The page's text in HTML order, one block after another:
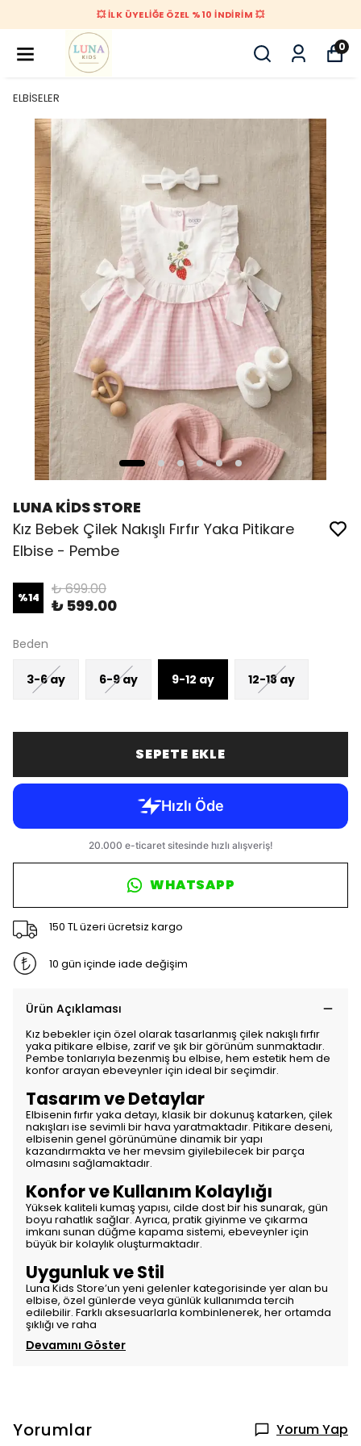
💥 İLK ÜYELİĞE ÖZEL %10 İNDİRİM 💥
0
ELBİSELER
LUNA KİDS STORE
Kız Bebek Çilek Nakışlı Fırfır Yaka Pitikare
Elbise - Pembe
%14 ₺ 699.00
₺ 599.00
Beden
3-6 ay 6-9 ay 9-12 ay 12-18 ay
SEPETE EKLE
WHATSAPP
150 TL üzeri ücretsiz kargo
10 gün içinde iade değişim
Ürün Açıklaması
Kız bebekler için özel olarak tasarlanmış çilek nakışlı fırfır
yaka pitikare elbise, zarif ve şık bir görünüm sunmaktadır.
Pembe tonlarıyla bezenmiş bu elbise, hem estetik hem de
konfor arayan ebeveynler için ideal bir seçimdir.
Tasarım ve Detaylar
Elbisenin fırfır yaka detayı, klasik bir dokunuş katarken, çilek
nakışları ise sevimli bir hava yaratmaktadır. Pitikare deseni,
elbisenin genel görünümüne dinamik bir yapı
kazandırmakta ve her mevsim giyilebilecek bir parça
olmasını sağlamaktadır.
Konfor ve Kullanım Kolaylığı
Yüksek kaliteli kumaş yapısı, cilde dost bir his sunarak, gün
boyu rahatlık sağlar. Ayrıca, pratik giyinme ve çıkarma
imkanı sunan düğme kapama sistemi, ebeveynler için
büyük bir kolaylık oluşturmaktadır.
Uygunluk ve Stil
Luna Kids Store’un yeni gelenler kategorisinde yer alan bu
elbise, özel günlerde veya günlük kullanımda tercih
edilebilir. Farklı aksesuarlarla kombinlenerek, her ortamda
şıklığı ve raha
Devamını Göster
Yorumlar Yorum Yap